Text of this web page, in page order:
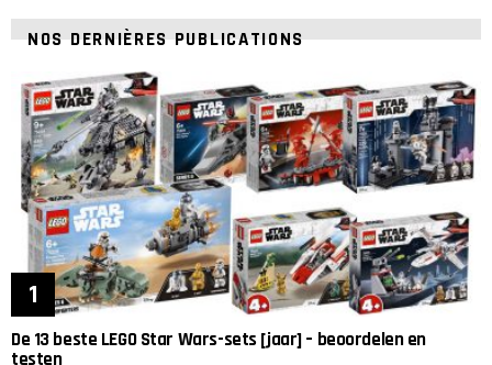
NOS DERNIÈRES PUBLICATIONS
De 13 beste LEGO Star Wars-sets [jaar] – beoordelen en
testen